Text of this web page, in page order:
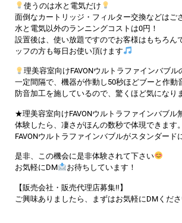
使うのは水と電気だけ
面倒なカートリッジ・フィルター交換などはご
水と電気以外のランニングコストは0円！
設置後は、使い放題ですのでお客様はもちろん
ッフの方も毎日お使い頂けます
理美容室向けFAVONウルトラファインバブル
一定間隔で、機器が作動し50秒ほどブーと作動
防音加工を施しているので、驚くほど気になり
★理美容室向けFAVONウルトラファインバブ
体験したら、凄さがほんの数秒で体現できます
FAVONウルトラファインバブルがスタンダード
是非、この機会に是非体験されて下さい
お気軽にDM
お待ちしています！
【販売会社・販売代理店募集‼︎】
ご興味ありましたら、まずはお気軽にDMくだ